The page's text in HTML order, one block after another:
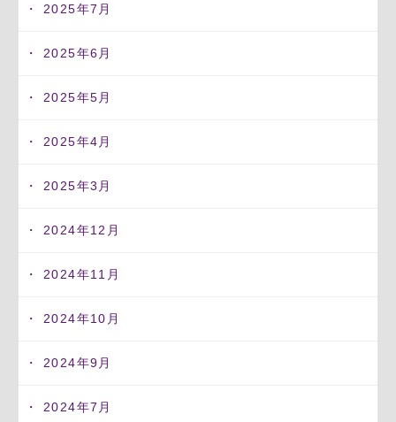
2025年7月
2025年6月
2025年5月
2025年4月
2025年3月
2024年12月
2024年11月
2024年10月
2024年9月
2024年7月